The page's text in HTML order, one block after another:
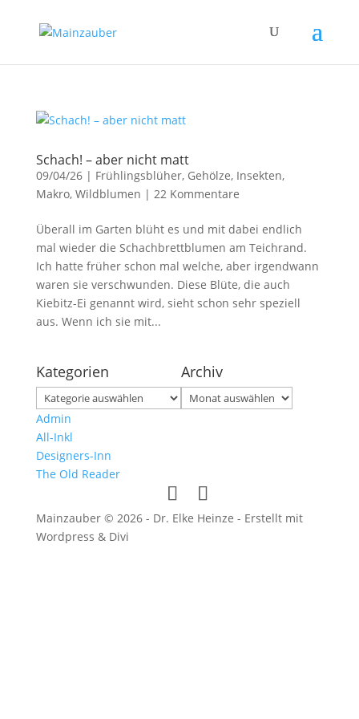
Schach! – aber nicht matt
09/04/26| Frühlingsblüher, Gehölze, Insekten,
Makro, Wildblumen | 22 Kommentare
Überall im Garten blüht es und mit dabei endlich
mal wieder die Schachbrettblumen am Teichrand.
Ich hatte früher schon mal welche, aber irgendwann
waren sie verschwunden. Diese Blüte, die auch
Kiebitz-Ei genannt wird, sieht schon sehr speziell
aus. Wenn ich sie mit...
Kategorien
Kategorien
Archiv
Archiv
Admin
All-Inkl
Designers-Inn
The Old Reader
Mainzauber © 2026 - Dr. Elke Heinze - Erstellt mit
Wordpress & Divi